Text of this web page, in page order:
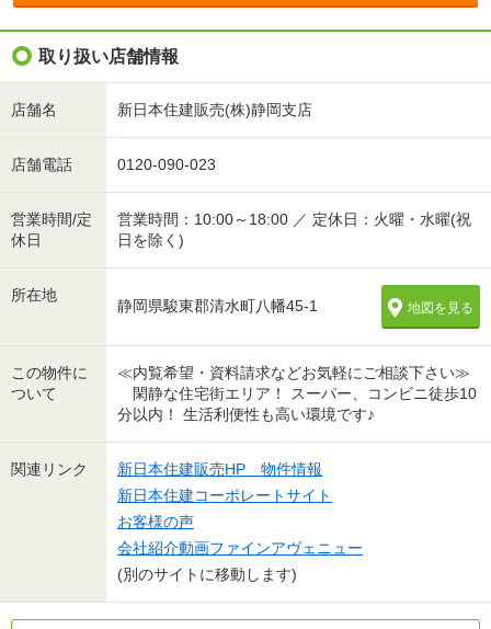
取り扱い店舗情報
店舗名 新日本住建販売(株)静岡支店
店舗電話 0120-090-023
営業時間/定
休日
営業時間：10:00～18:00 ／ 定休日：火曜・水曜(祝
日を除く)
所在地
静岡県駿東郡清水町八幡45-1 地図を見る
この物件に
ついて
≪内覧希望・資料請求などお気軽にご相談下さい≫
閑静な住宅街エリア！ スーパー、コンビニ徒歩10
分以内！ 生活利便性も高い環境です♪
関連リンク
新日本住建販売HP 物件情報
新日本住建コーポレートサイト
お客様の声
会社紹介動画ファインアヴェニュー
(別のサイトに移動します)